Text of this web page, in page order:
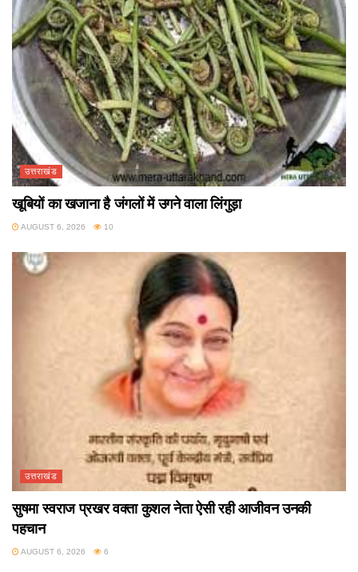
उत्तराखंड
खूबियों का खजाना है जंगलों में उगने वाला लिंगुड़ा
AUGUST 6, 2026 10
उत्तराखंड
सुषमा स्वराज प्रखर वक्ता कुशल नेता ऐसी रही आजीवन उनकी
पहचान
AUGUST 6, 2026 6